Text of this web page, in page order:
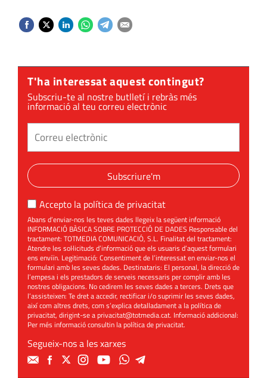
T'ha interessat aquest contingut?
Subscriu-te al nostre butlletí i rebràs més
informació al teu correu electrònic
Subscriure'm
Accepto la política de privacitat
Abans d’enviar-nos les teves dades llegeix la següent informació
INFORMACIÓ BÀSICA SOBRE PROTECCIÓ DE DADES Responsable del
tractament: TOTMEDIA COMUNICACIÓ, S.L. Finalitat del tractament:
Atendre les sol·licituds d’informació que els usuaris d’aquest formulari
ens enviïn. Legitimació: Consentiment de l’interessat en enviar-nos el
formulari amb les seves dades. Destinataris: El personal, la direcció de
l’empesa i els prestadors de serveis necessaris per complir amb les
nostres obligacions. No cedirem les seves dades a tercers. Drets que
l’assisteixen: Te dret a accedir, rectificar i/o suprimir les seves dades,
així com altres drets, com s’explica detalladament a la política de
privacitat, dirigint-se aprivacitat@totmedia.cat. Informació addicional:
Per més informació consultin lapolítica de privacitat.
Segueix-nos a les xarxes